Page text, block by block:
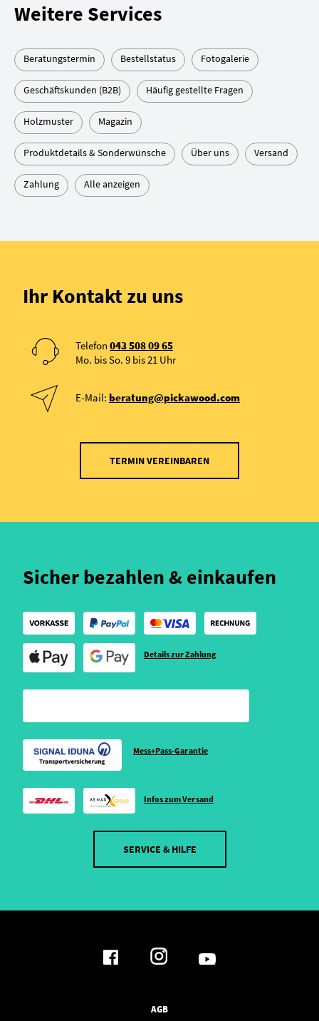
Weitere Services
Beratungstermin Bestellstatus Fotogalerie
Geschäftskunden (B2B) Häufig gestellte Fragen
Holzmuster Magazin
Produktdetails & Sonderwünsche Über uns Versand
Zahlung Alle anzeigen
Ihr Kontakt zu uns
Telefon 043 508 09 65
Mo. bis So. 9 bis 21 Uhr
E-Mail: beratung@pickawood.com
TERMIN VEREINBAREN
Sicher bezahlen & einkaufen
Details zur Zahlung
Mess+Pass-Garantie
Infos zum Versand
SERVICE & HILFE
AGB